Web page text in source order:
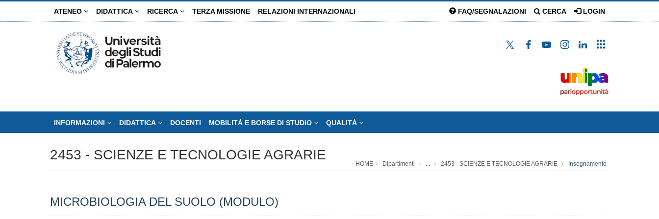
ATENEO DIDATTICA RICERCA TERZA MISSIONE RELAZIONI INTERNAZIONALI FAQ/SEGNALAZIONI CERCA LOGIN
INFORMAZIONI DIDATTICA DOCENTI MOBILITÀ E BORSE DI STUDIO QUALITÀ
2453 - SCIENZE E TECNOLOGIE AGRARIE
HOME Dipartimenti ... 2453 - SCIENZE E TECNOLOGIE AGRARIE Insegnamento
MICROBIOLOGIA DEL SUOLO (MODULO)